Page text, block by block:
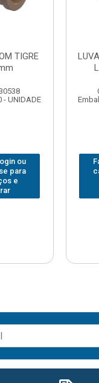
TIGRE
- UNIDADE
ou
para
e